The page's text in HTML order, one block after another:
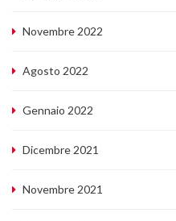
Novembre 2022
Agosto 2022
Gennaio 2022
Dicembre 2021
Novembre 2021